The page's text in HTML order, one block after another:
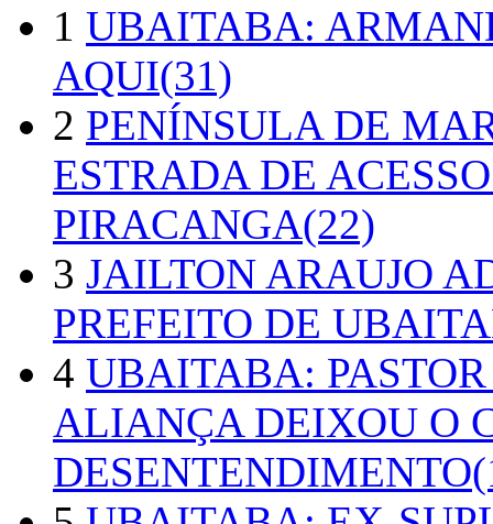
1 UBAITABA:
AQUI(31)
2 PENÍNSULA DE
ESTRADA DE
PIRACANGA(22)
3 JAILTON ARAUJO
PREFEITO DE
4 UBAITABA:
ALIANÇA DEIXOU O